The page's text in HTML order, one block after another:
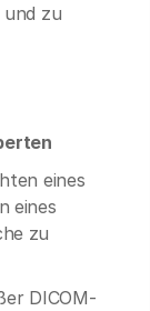
zu
eines
eines
zu
DICOM-